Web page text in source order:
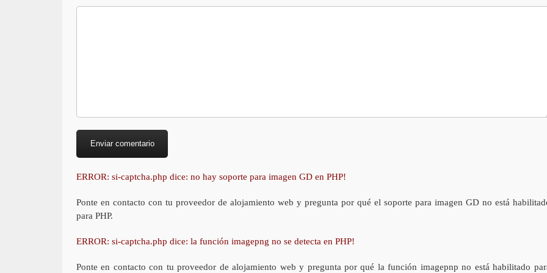
ERROR: si-captcha.php dice: no hay soporte para imagen GD en PHP!
Ponte en contacto con tu proveedor de alojamiento web y pregunta por qué el soporte para imagen GD no está
para PHP.
ERROR: si-captcha.php dice: la función imagepng no se detecta en PHP!
Ponte en contacto con tu proveedor de alojamiento web y pregunta por qué la función imagepnp no está habilitado